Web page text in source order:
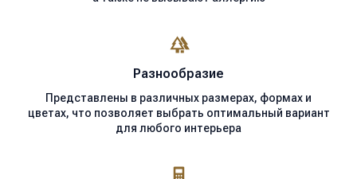
Разнообразие
Представлены в различных размерах, формах и
цветах, что позволяет выбрать оптимальный вариант
для любого интерьера